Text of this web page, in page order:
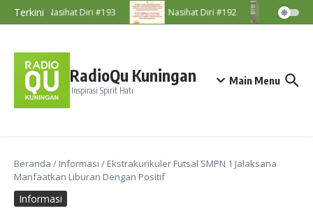
Lewati ke konten
TerkiniNasihat Diri #193 Nasihat Diri #192
RadioQu Kuningan
Inspirasi Spirit Hati
Main Menu
Beranda / Informasi / Ekstrakurikuler Futsal SMPN 1 Jalaksana
Manfaatkan Liburan Dengan Positif
Informasi